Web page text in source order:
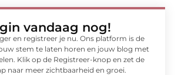
vandaag nog!
en registreer je nu. Ons platform is de
stem te laten horen en jouw blog met
Klik op de Registreer-knop en zet de
naar meer zichtbaarheid en groei.